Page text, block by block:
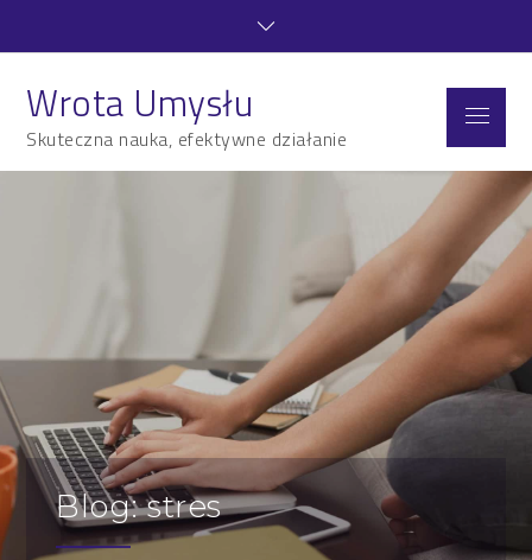
Wrota Umysłu
Skuteczna nauka, efektywne działanie
Menu
Blog: stres